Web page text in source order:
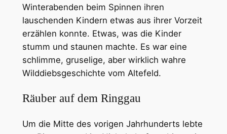
Winterabenden beim Spinnen ihren
lauschenden Kindern etwas aus ihrer Vorzeit
erzählen konnte. Etwas, was die Kinder
stumm und staunen machte. Es war eine
schlimme, gruselige, aber wirklich wahre
Wilddiebsgeschichte vom Altefeld.
Räuber auf dem Ringgau
Um die Mitte des vorigen Jahrhunderts lebte